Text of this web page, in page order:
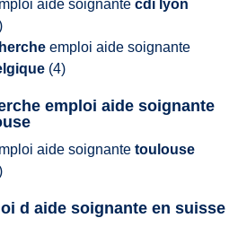
aide soignante cdi lyon
emploi aide soignante
(4)
emploi aide soignante
aide soignante toulouse
d aide soignante en suisse